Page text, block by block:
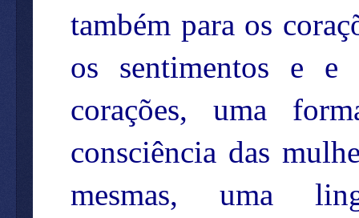
também para os
os sentimentos e e
corações, uma
consciência das
mesmas, uma